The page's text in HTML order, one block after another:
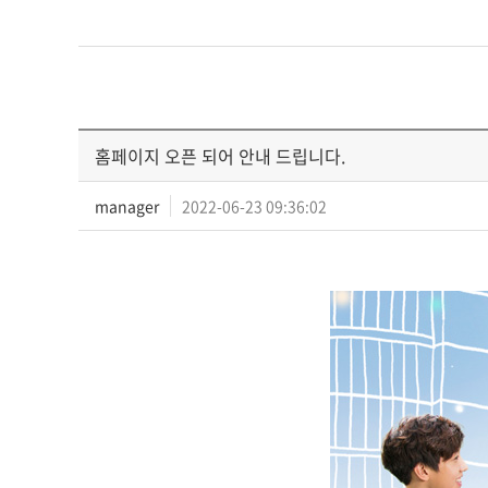
홈페이지 오픈 되어 안내 드립니다.
manager 2022-06-23 09:36:02